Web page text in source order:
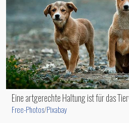
Eine artgerechte Haltung ist für das
Free-Photos/Pixabay